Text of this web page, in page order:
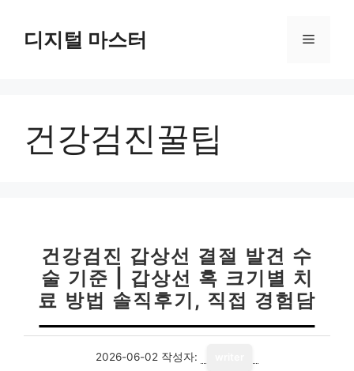
디지털 마스터 메
건강검진꿀팁
건강검진 갑상선 결절 발견 수
술 기준 | 갑상선 혹 크기별 치
료 방법 솔직후기, 직접 경험담
2026-06-02 작성자: